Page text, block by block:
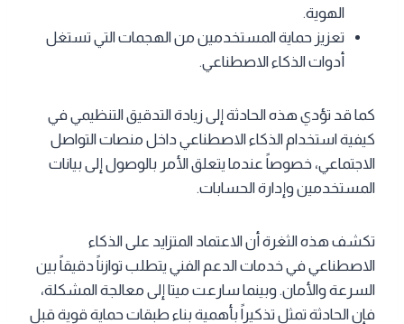
الهوية.
تعزيز حماية المستخدمين من الهجمات التي تستغل
أدوات الذكاء الاصطناعي.
كما قد تؤدي هذه الحادثة إلى زيادة التدقيق التنظيمي في
كيفية استخدام الذكاء الاصطناعي داخل منصات التواصل
الاجتماعي، خصوصاً عندما يتعلق الأمر بالوصول إلى بيانات
المستخدمين وإدارة الحسابات.
تكشف هذه الثغرة أن الاعتماد المتزايد على الذكاء
الاصطناعي في خدمات الدعم الفني يتطلب توازناً دقيقاً بين
السرعة والأمان. وبينما سارعت ميتا إلى معالجة المشكلة،
فإن الحادثة تمثل تذكيراً بأهمية بناء طبقات حماية قوية قبل